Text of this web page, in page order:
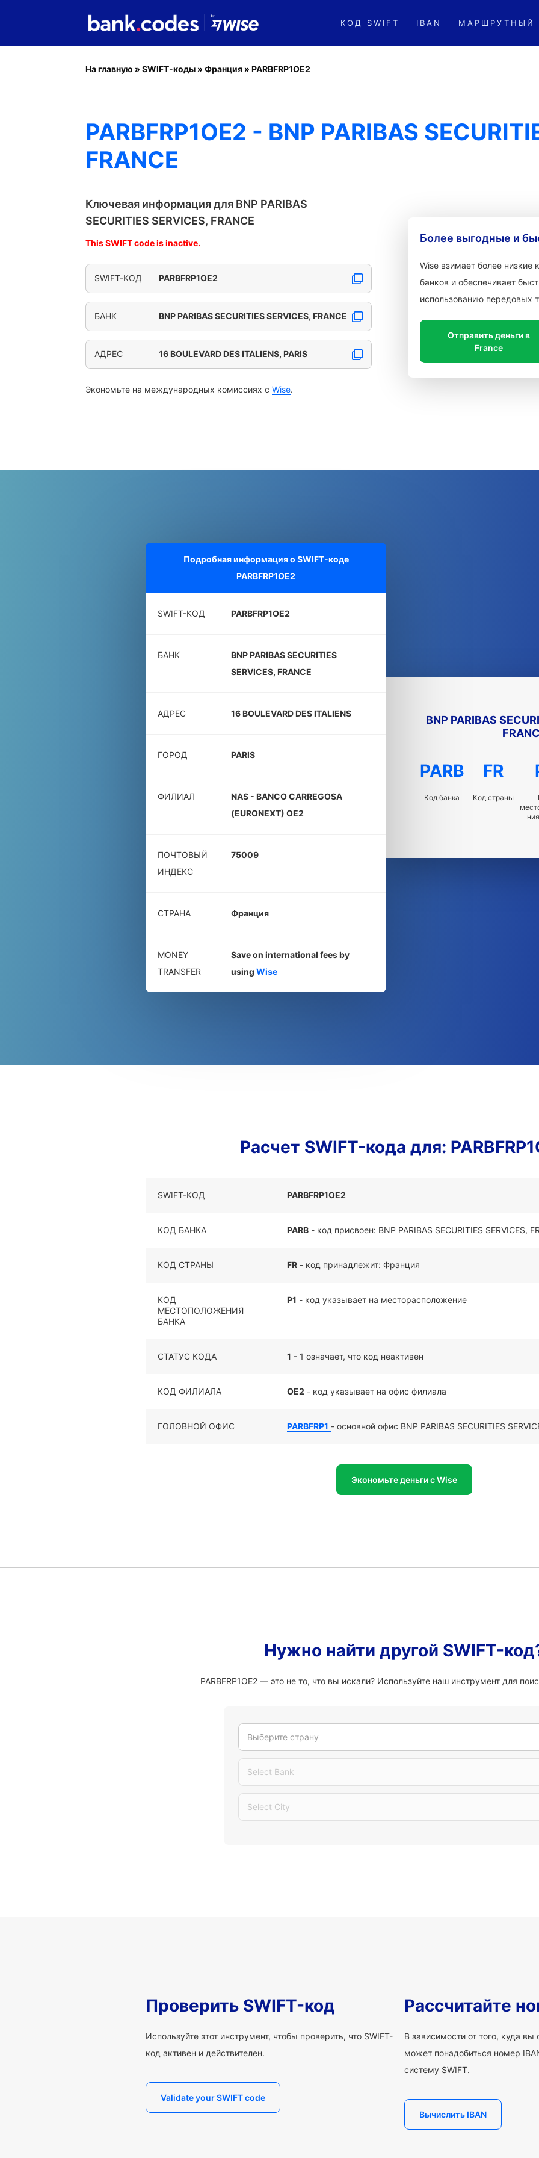
КОД SWIFT IBAN МАРШРУТНЫЙ
На главную » SWIFT-коды » Франция » PARBFRP1OE2
PARBFRP1OE2 - BNP PARIBAS
FRANCE
Ключевая информация для BNP PARIBAS
SECURITIES SERVICES, FRANCE
This SWIFT code is inactive.
SWIFT-КОД PARBFRP1OE2
БАНК BNP PARIBAS SECURITIES SERVICES, FRANCE
АДРЕС 16 BOULEVARD DES ITALIENS, PARIS
Экономьте на международных комиссиях с Wise.
Более выгодные и
Wise взимает более
банков и обеспечивает
использованию передовых
Отправить деньги в
France
Подробная информация о SWIFT-коде
PARBFRP1OE2
SWIFT-КОД PARBFRP1OE2
БАНК
BNP PARIBAS SECURITIES
SERVICES, FRANCE
АДРЕС 16 BOULEVARD DES ITALIENS
ГОРОД PARIS
ФИЛИАЛ
NAS - BANCO CARREGOSA
(EURONEXT) OE2
ПОЧТОВЫЙ
ИНДЕКС
75009
СТРАНА Франция
MONEY
TRANSFER
Save on international fees by
using Wise
BNP PARIBAS
PARB
Код банка
FR
Код страны
Расчет SWIFT-кода для:
SWIFT-КОД PARBFRP1OE2
КОД БАНКА PARB - код присвоен: BNP PARIBAS SECURITIES SERVICES,
КОД СТРАНЫ FR - код принадлежит: Франция
КОД
МЕСТОПОЛОЖЕНИЯ
БАНКА
P1 - код указывает на месторасположение
СТАТУС КОДА 1 - 1 означает, что код неактивен
КОД ФИЛИАЛА OE2 - код указывает на офис филиала
ГОЛОВНОЙ ОФИС PARBFRP1 - основной офис BNP PARIBAS SECURITIES
Экономьте деньги с Wise
Нужно найти другой SWIFT-
PARBFRP1OE2 — это не то, что вы искали? Используйте наш инструмент для
Выберите страну
Select Bank
Select City
Проверить SWIFT-код
Используйте этот инструмент, чтобы проверить, что SWIFT-
код активен и действителен.
Validate your SWIFT code
Рассчитайте
В зависимости от того, куда вы
может понадобиться номер
систему SWIFT.
Вычислить IBAN